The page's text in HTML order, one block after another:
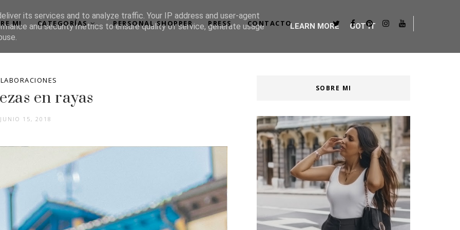
MI CATEGORÍAS PERSONAL SHOPPER PRESS CONTACTO
en rayas
JUNIO 15, 2018
SOBRE MI
its services and to analyze traffic. Your IP address and user-agent
and security metrics to ensure quality of service, generate usage
LEARN MORE GOT IT